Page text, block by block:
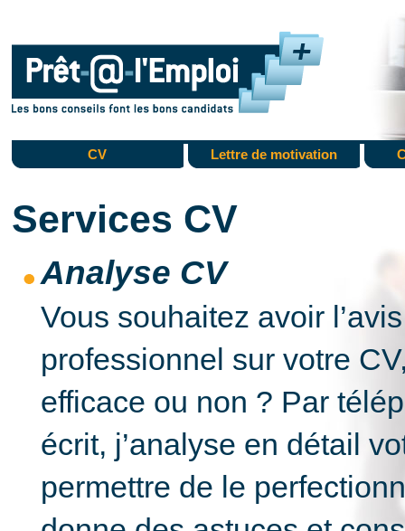
CV Lettre de motivation
Services CV
Analyse CV
Vous souhaitez avoir l’avis
professionnel sur votre
efficace ou non ? Par
écrit, j’analyse en détail
permettre de le